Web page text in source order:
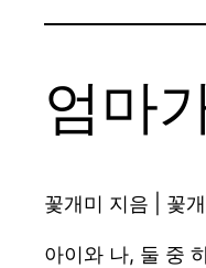
엄마
꽃개미 지음 | 꽃
아이와 나, 둘 중